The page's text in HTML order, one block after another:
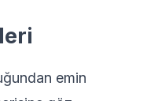
emin